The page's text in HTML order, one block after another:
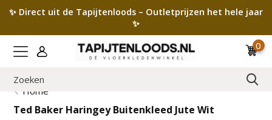
✨ Direct uit de Tapijtenloods – Outletprijzen het hele jaar
✨
0
Home
Ted Baker Haringey Buitenkleed Jute Wit